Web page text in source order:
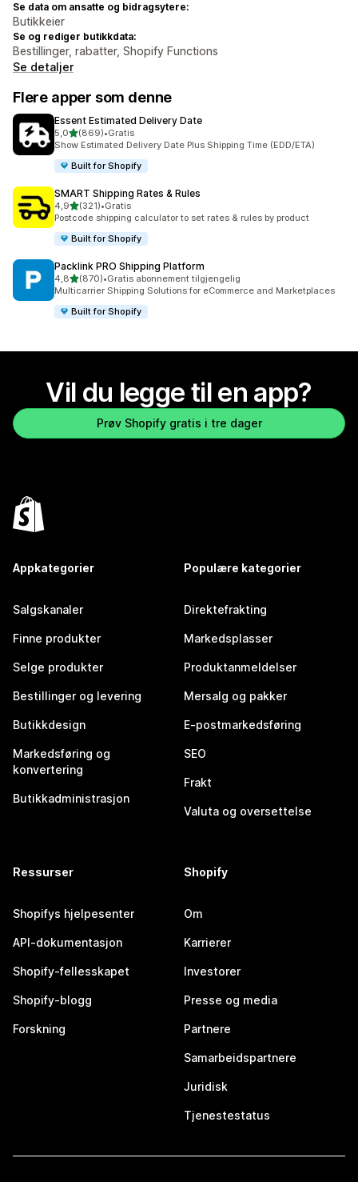
Se data om ansatte og bidragsytere:
Butikkeier
Se og rediger butikkdata:
Bestillinger, rabatter, Shopify Functions
Se detaljer
Flere apper som denne
Essent Estimated Delivery Date
5,0av 5 stjerner
(869)
Totalt 869 omtaler
•Gratis
Show Estimated Delivery Date Plus Shipping Time (EDD/ETA)
Built for Shopify
SMART Shipping Rates & Rules
4,9av 5 stjerner
(321)
Totalt 321 omtaler
•Gratis
Postcode shipping calculator to set rates & rules by product
Built for Shopify
Packlink PRO Shipping Platform
4,8av 5 stjerner
(870)
Totalt 870 omtaler
•Gratis abonnement tilgjengelig
Multicarrier Shipping Solutions for eCommerce and Marketplaces
Built for Shopify
Vil du legge til en app?
Prøv Shopify gratis i tre dager
Appkategorier
Salgskanaler
Finne produkter
Selge produkter
Bestillinger og levering
Butikkdesign
Markedsføring og
konvertering
Butikkadministrasjon
Populære kategorier
Direktefrakting
Markedsplasser
Produktanmeldelser
Mersalg og pakker
E-postmarkedsføring
SEO
Frakt
Valuta og oversettelse
Ressurser
Shopifys hjelpesenter
API-dokumentasjon
Shopify-fellesskapet
Shopify-blogg
Forskning
Shopify
Om
Karrierer
Investorer
Presse og media
Partnere
Samarbeidspartnere
Juridisk
Tjenestestatus